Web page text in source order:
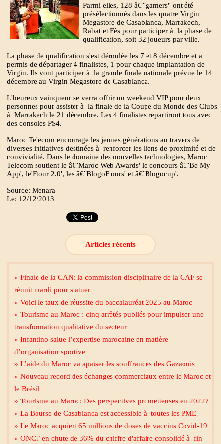
Parmi elles, 128 â€˜'gamers'' ont été
présélectionnés dans les quatre Virgin
Megastore de Casablanca, Marrakech,
Rabat et Fès pour participer à la phase de
qualification, soit 32 joueurs par ville.
La phase de qualification s'est déroulée les 7 et 8 décembre et a
permis de départager 4 finalistes, 1 pour chaque implantation de
Virgin. Ils vont participer à la grande finale nationale prévue le 14
décembre au Virgin Megastore de Casablanca.
L'heureux vainqueur se verra offrir un weekend VIP pour deux
personnes pour assister à la finale de la Coupe du Monde des Clubs
à Marrakech le 21 décembre. Les 4 finalistes repartiront tous avec
des consoles PS4.
Maroc Telecom encourage les jeunes générations au travers de
diverses initiatives destinées à renforcer les liens de proximité et de
convivialité. Dans le domaine des nouvelles technologies, Maroc
Telecom soutient le â€˜Maroc Web Awards' le concours â€˜Be My
App', le'Ftour 2.0', les â€˜BlogoFtours' et â€˜Blogocup'.
Source: Menara
Le: 12/12/2013
Articles récents
» Finale de la CAN: la commission disciplinaire de la CAF se
réunit mardi pour statuer
» Voici le taux de réussite du baccalauréat 2025 au Maroc
» Tourisme au Maroc : cinq arrêtés publiés pour impulser une
transformation qualitative du secteur
» Infantino salue l’expertise marocaine en matière
d’organisation sportive
» L’aide du Maroc va apaiser les souffrances des Gazaouis
» Nouveau record des échanges commerciaux entre le Maroc et
le Brésil
» Tourisme au Maroc: Des perspectives prometteuses en 2022?
» La Bourse de Casablanca est accessible à toutes les PME
» Le Maroc acquiert 65 millions de doses de vaccins Covid-19
» ONCF en chute de 36% du chiffre d'affaire consolidé à fin